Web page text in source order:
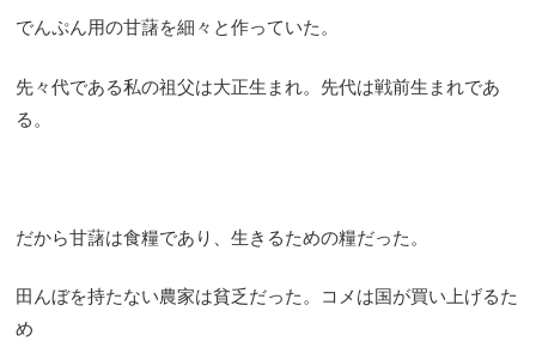
でんぷん用の甘藷を細々と作っていた。
先々代である私の祖父は大正生まれ。先代は戦前生まれであ
る。
だから甘藷は食糧であり、生きるための糧だった。
田んぼを持たない農家は貧乏だった。コメは国が買い上げるた
め